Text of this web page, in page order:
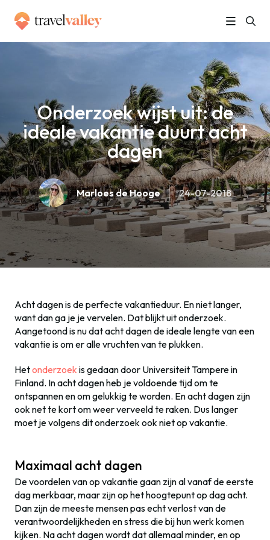
Onderzoek wijst uit: de
ideale vakantie duurt acht
dagen
Marloes de Hooge 24-07-2018
Acht dagen is de perfecte vakantieduur. En niet langer,
want dan ga je je vervelen. Dat blijkt uit onderzoek.
Aangetoond is nu dat acht dagen de ideale lengte van een
vakantie is om er alle vruchten van te plukken.
Hetonderzoek is gedaan door Universiteit Tampere in
Finland. In acht dagen heb je voldoende tijd om te
ontspannen en om gelukkig te worden. En acht dagen zijn
ook net te kort om weer verveeld te raken. Dus langer
moet je volgens dit onderzoek ook niet op vakantie.
Maximaal acht dagen
De voordelen van op vakantie gaan zijn al vanaf de eerste
dag merkbaar, maar zijn op het hoogtepunt op dag acht.
Dan zijn de meeste mensen pas echt verlost van de
verantwoordelijkheden en stress die bij hun werk komen
kijken. Na acht dagen wordt dat allemaal minder, en op